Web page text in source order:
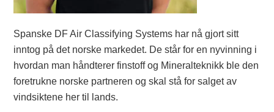
Spanske DF Air Classifying Systems har nå gjort sitt
inntog på det norske markedet. De står for en nyvinning i
hvordan man håndterer finstoff og Mineralteknikk ble den
foretrukne norske partneren og skal stå for salget av
vindsiktene her til lands.